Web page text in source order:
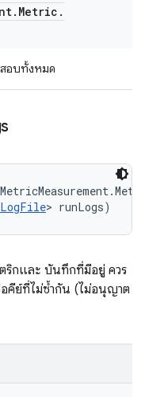
. Metric .
สอบทั้งหมด
LogFile> runLogs)
ริกและ บันทึกที่มีอยู่ ควร
คีย์ที่ไม่ซ้ำกัน (ไม่อนุญาต